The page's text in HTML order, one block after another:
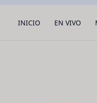
INICIO EN VIVO